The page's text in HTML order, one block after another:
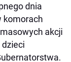
dnia
komorach
akcji